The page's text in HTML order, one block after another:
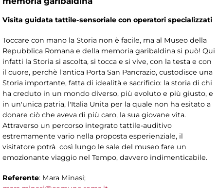
Visita guidata tattile-sensoriale con operatori specializzati
Toccare con mano la Storia non è facile, ma al Museo della
Repubblica Romana e della memoria garibaldina si può! Qui
infatti la Storia si ascolta, si tocca e si vive, con la testa e con
il cuore, perchè l'antica Porta San Pancrazio, custodisce una
Storia importante, fatta di idealità e sacrificio: la storia di chi
ha creduto in un mondo diverso, più evoluto e più giusto, e
in un'unica patria, l'Italia Unita per la quale non ha esitato a
donare ciò che aveva di più caro, la sua giovane vita.
Attraverso un percorso integrato tattile-auditivo
estremamente vario nella proposta esperienziale, il
visitatore potrà così lungo le sale del museo fare un
emozionante viaggio nel Tempo, davvero indimenticabile.
Referente: Mara Minasi;